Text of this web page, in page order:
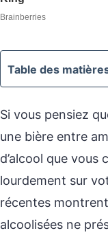
Table des
Si vous pensiez
une bière entre
d’alcool que
lourdement sur
récentes
alcoolisées ne